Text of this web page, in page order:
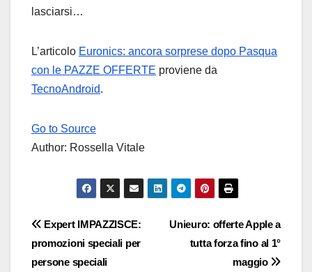
lasciarsi…
L’articolo Euronics: ancora sorprese dopo Pasqua
con le PAZZE OFFERTE proviene da
TecnoAndroid.
Go to Source
Author: Rossella Vitale
Navigazione
articoli
Unieuro: offerte Apple a
tutta forza fino al 1°
maggio
Expert IMPAZZISCE:
promozioni speciali per
persone speciali